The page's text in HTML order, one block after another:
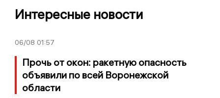
Интересные новости
06/08 01:57
Прочь от окон: ракетную опасность
объявили по всей Воронежской
области